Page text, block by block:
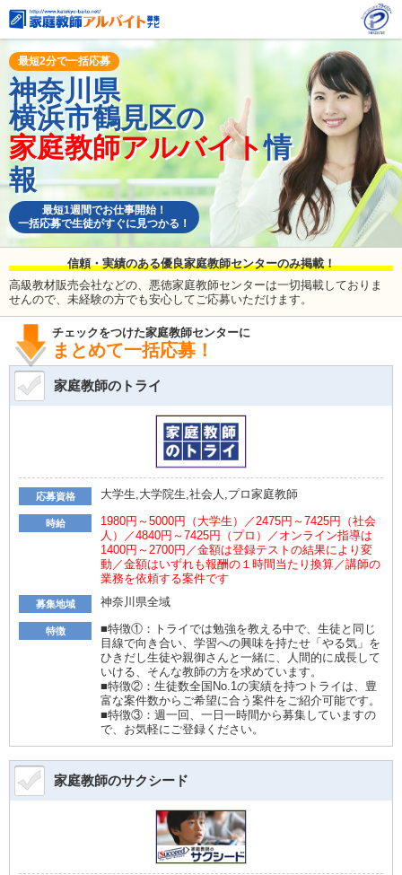
最短2分で一括応募
神奈川県
横浜市鶴見区の
家庭教師アルバイト情
報
最短1週間でお仕事開始！
一括応募で生徒がすぐに見つかる！
信頼・実績のある優良家庭教師センターのみ掲載！
高級教材販売会社などの、悪徳家庭教師センターは一切掲載しておりま
せんので、未経験の方でも安心してご応募いただけます。
チェックをつけた家庭教師センターに
まとめて一括応募！
家庭教師のトライ
応募資格 大学生,大学院生,社会人,プロ家庭教師
時給
1980円～5000円（大学生）／2475円～7425円（社会
人）／4840円～7425円（プロ）／オンライン指導は
1400円～2700円／金額は登録テストの結果により変
動／金額はいずれも報酬の１時間当たり換算／講師の
業務を依頼する案件です
募集地域 神奈川県全域
特徴
■特徴①：トライでは勉強を教える中で、生徒と同じ
目線で向き合い、学習への興味を持たせ「やる気」を
ひきだし生徒や親御さんと一緒に、人間的に成長して
いける、そんな教師の方を求めています。
■特徴②：生徒数全国No.1の実績を持つトライは、豊
富な案件数からご希望に合う案件をご紹介可能です。
■特徴③：週一回、一日一時間から募集していますの
で、お気軽にご登録ください。
家庭教師のサクシード